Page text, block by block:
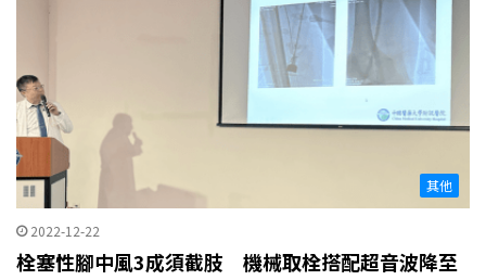
其他
2022-12-22
栓塞性腳中風3成須截肢 機械取栓搭配超音波降至